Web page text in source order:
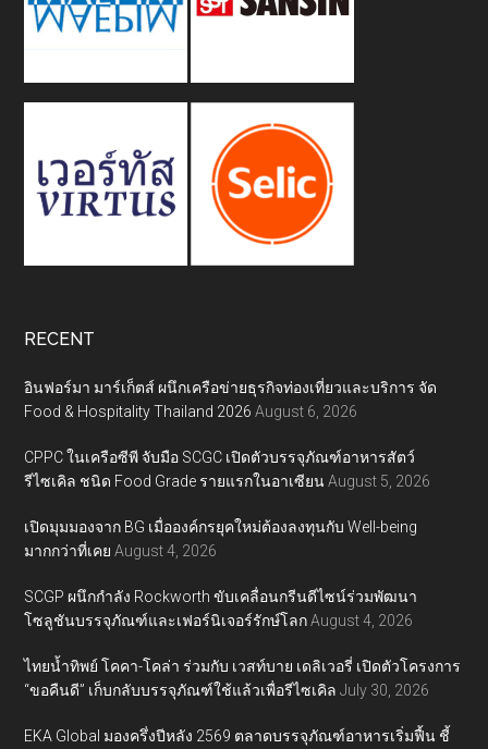
RECENT
อินฟอร์มา มาร์เก็ตส์ ผนึกเครือข่ายธุรกิจท่องเที่ยวและบริการ จัด
Food & Hospitality Thailand 2026 August 6, 2026
CPPC ในเครือซีพี จับมือ SCGC เปิดตัวบรรจุภัณฑ์อาหารสัตว์
รีไซเคิล ชนิด Food Grade รายแรกในอาเซียน August 5, 2026
เปิดมุมมองจาก BG เมื่อองค์กรยุคใหม่ต้องลงทุนกับ Well-being
มากกว่าที่เคย August 4, 2026
SCGP ผนึกกำลัง Rockworth ขับเคลื่อนกรีนดีไซน์ร่วมพัฒนา
โซลูชันบรรจุภัณฑ์และเฟอร์นิเจอร์รักษ์โลก August 4, 2026
ไทยน้ำทิพย์ โคคา-โคล่า ร่วมกับ เวสท์บาย เดลิเวอรี่ เปิดตัวโครงการ
“ขอคืนดี” เก็บกลับบรรจุภัณฑ์ใช้แล้วเพื่อรีไซเคิล July 30, 2026
EKA Global มองครึ่งปีหลัง 2569 ตลาดบรรจุภัณฑ์อาหารเริ่มฟื้น ชี้